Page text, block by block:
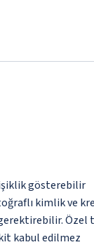
gösterebilir
kimlik ve
kabul edilmez